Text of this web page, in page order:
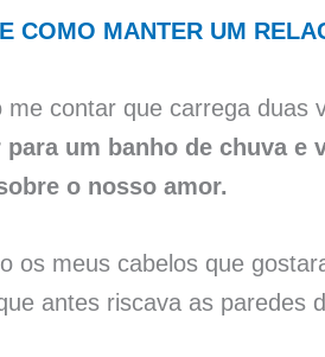
COMO MANTER UM
contar que carrega duas
um banho de chuva
o nosso amor.
os meus cabelos que
antes riscava as paredes